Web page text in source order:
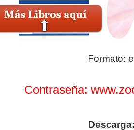
Formato:
Contraseña:
Descarga: